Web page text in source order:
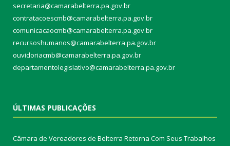
secretaria@camarabelterra.pa.gov.br
contratacoescmb@camarabelterra.pa.gov.br
comunicacaocmb@camarabelterra.pa.gov.br
recursoshumanos@camarabelterra.pa.gov.br
ouvidoriacmb@camarabelterra.pa.gov.br
departamentolegislativo@camarabelterra.pa.gov.br
ÚLTIMAS PUBLICAÇÕES
Câmara de Vereadores de Belterra Retorna Com Seus Trabalhos